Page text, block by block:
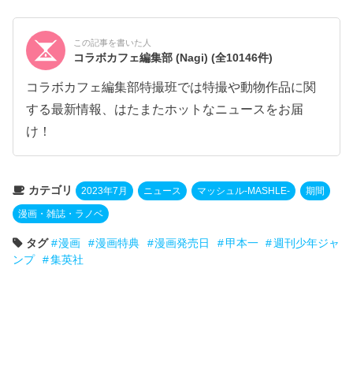
この記事を書いた人
コラボカフェ編集部 (Nagi)(全10146件)
コラボカフェ編集部特撮班では特撮や動物作品に関
する最新情報、はたまたホットなニュースをお届
け！
カテゴリ 2023年7月 ニュース マッシュル-MASHLE- 期間
漫画・雑誌・ラノベ
タグ 漫画 漫画特典 漫画発売日 甲本一
週刊少年ジャ
ンプ
集英社